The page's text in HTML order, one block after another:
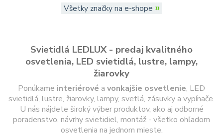
Všetky značky na e-shope »
Svietidlá LEDLUX - predaj kvalitného
osvetlenia, LED svietidlá, lustre, lampy,
žiarovky
Ponúkame interiérové a vonkajšie osvetlenie, LED
svietidlá, lustre, žiarovky, lampy, svetlá, zásuvky a vypínače.
U nás nájdete široký výber produktov, ako aj odborné
poradenstvo, návrhy svietidiel, montáž - všetko ohľadom
osvetlenia na jednom mieste.